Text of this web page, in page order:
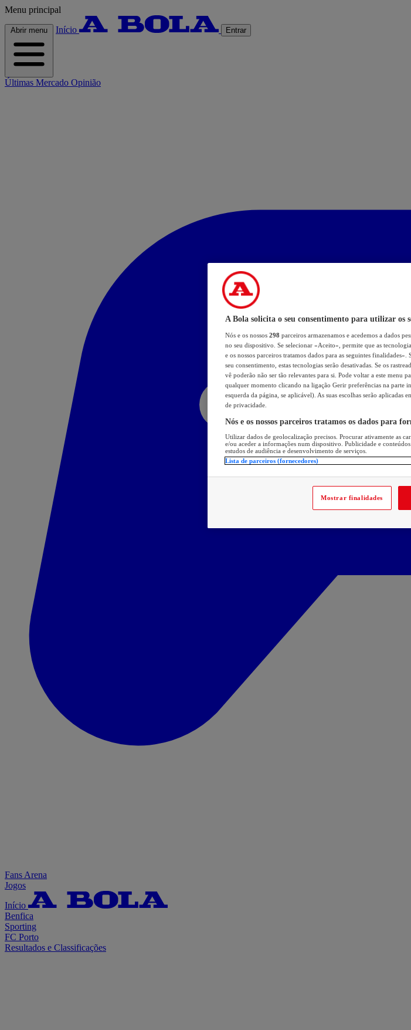
Menu principal
Abrir menu Início Entrar
Últimas Mercado Opinião
Fans Arena
Jogos
Início
Benfica
Sporting
FC Porto
Resultados e Classificações
A Bola solicita o seu consentimento para utilizar os
Nós e os nossos 298 parceiros armazenamos e acedemos a dados
no seu dispositivo. Se selecionar «Aceito», permite que as
e os nossos parceiros tratamos dados para as seguintes
seu consentimento, estas tecnologias serão desativadas. Se os
vê poderão não ser tão relevantes para si. Pode voltar a este menu
qualquer momento clicando na ligação Gerir preferências na parte
esquerda da página, se aplicável). As suas escolhas serão aplicadas
de privacidade.
Nós e os nossos parceiros tratamos os dados para
Utilizar dados de geolocalização precisos. Procurar ativamente as
e/ou aceder a informações num dispositivo. Publicidade e
estudos de audiência e desenvolvimento de serviços.
Lista de parceiros (fornecedores)
Mostrar finalidades